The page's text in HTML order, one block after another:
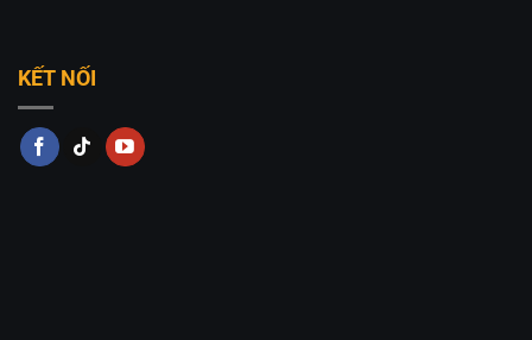
KẾT NỐI